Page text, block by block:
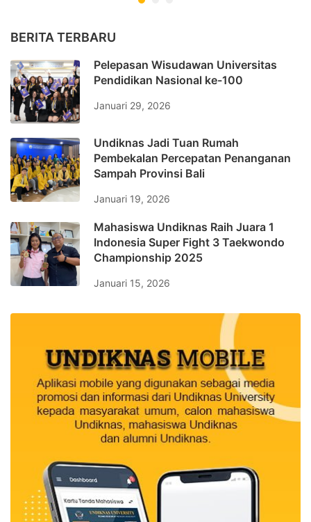
BERITA TERBARU
Pelepasan Wisudawan Universitas
Pendidikan Nasional ke-100
Januari 29, 2026
Undiknas Jadi Tuan Rumah
Pembekalan Percepatan Penanganan
Sampah Provinsi Bali
Januari 19, 2026
Mahasiswa Undiknas Raih Juara 1
Indonesia Super Fight 3 Taekwondo
Championship 2025
Januari 15, 2026